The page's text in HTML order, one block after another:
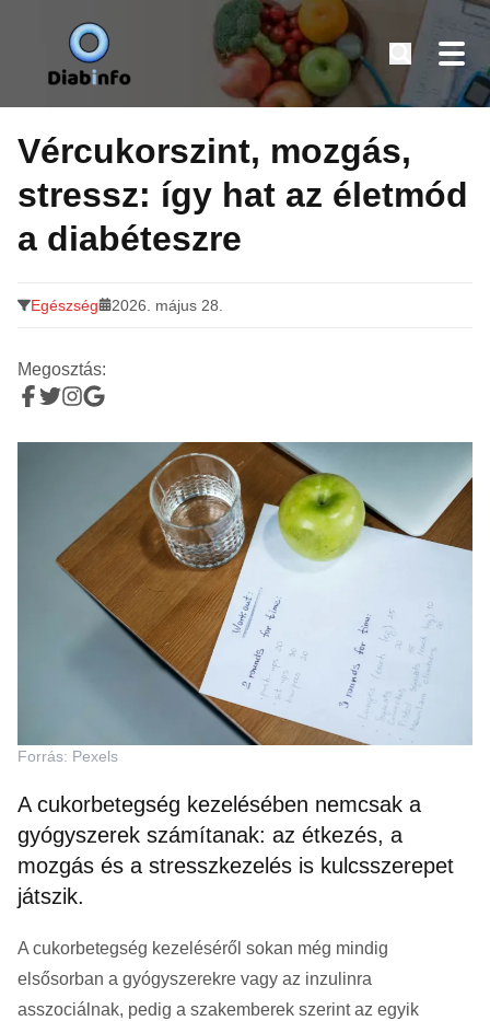
Tovább
tartalomra
Diabinfo.hu – Információk cukorbetegeknek
Vércukorszint, mozgás,
stressz: így hat az életmód
a diabéteszre
Egészség 2026. május 28.
Megosztás:
Forrás: Pexels
A cukorbetegség kezelésében nemcsak a
gyógyszerek számítanak: az étkezés, a
mozgás és a stresszkezelés is kulcsszerepet
játszik.
A cukorbetegség kezeléséről sokan még mindig
elsősorban a gyógyszerekre vagy az inzulinra
asszociálnak, pedig a szakemberek szerint az egyik